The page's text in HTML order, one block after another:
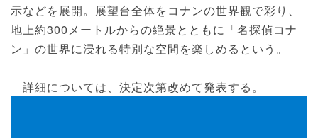
示などを展開。展望台全体をコナンの世界観で彩り、
地上約300メートルからの絶景とともに「名探偵コナ
ン」の世界に浸れる特別な空間を楽しめるという。
詳細については、決定次第改めて発表する。